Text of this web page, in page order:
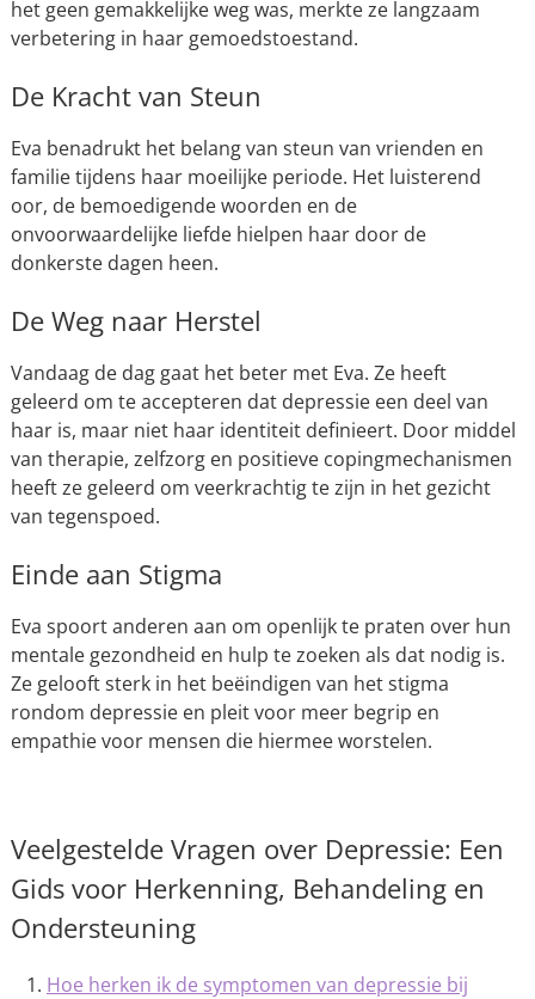
het geen gemakkelijke weg was, merkte ze langzaam
verbetering in haar gemoedstoestand.
De Kracht van Steun
Eva benadrukt het belang van steun van vrienden en
familie tijdens haar moeilijke periode. Het luisterend
oor, de bemoedigende woorden en de
onvoorwaardelijke liefde hielpen haar door de
donkerste dagen heen.
De Weg naar Herstel
Vandaag de dag gaat het beter met Eva. Ze heeft
geleerd om te accepteren dat depressie een deel van
haar is, maar niet haar identiteit definieert. Door middel
van therapie, zelfzorg en positieve copingmechanismen
heeft ze geleerd om veerkrachtig te zijn in het gezicht
van tegenspoed.
Einde aan Stigma
Eva spoort anderen aan om openlijk te praten over hun
mentale gezondheid en hulp te zoeken als dat nodig is.
Ze gelooft sterk in het beëindigen van het stigma
rondom depressie en pleit voor meer begrip en
empathie voor mensen die hiermee worstelen.
Veelgestelde Vragen over Depressie: Een
Gids voor Herkenning, Behandeling en
Ondersteuning
Hoe herken ik de symptomen van depressie bij